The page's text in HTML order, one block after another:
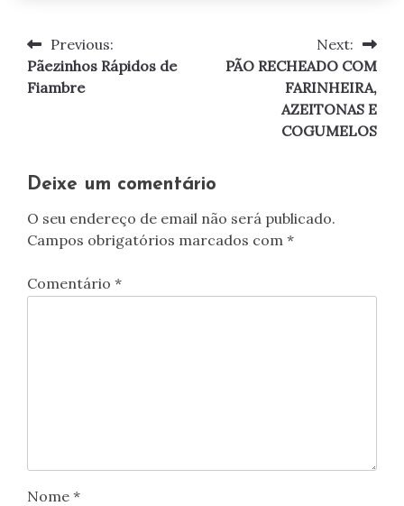
Navegação
de
Previous:
Pãezinhos Rápidos de
Fiambre
Next:
PÃO RECHEADO COM
FARINHEIRA,
AZEITONAS E
COGUMELOS
Deixe um comentário
O seu endereço de email não será publicado.
Campos obrigatórios marcados com *
Comentário *
Nome *